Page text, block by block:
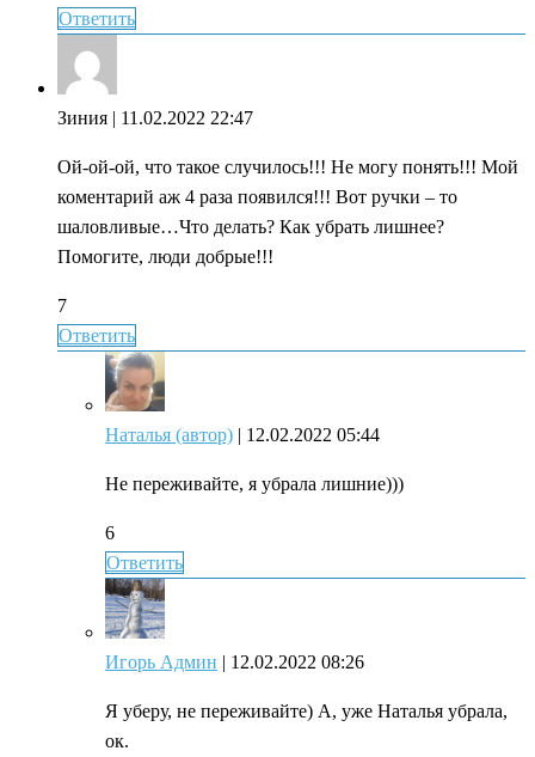
Ответить
Зиния | 11.02.2022 22:47
Ой-ой-ой, что такое случилось!!! Не могу понять!!! Мой
коментарий аж 4 раза появился!!! Вот ручки – то
шаловливые…Что делать? Как убрать лишнее?
Помогите, люди добрые!!!
7
Ответить
Наталья (автор) | 12.02.2022 05:44
Не переживайте, я убрала лишние)))
6
Ответить
Игорь Админ | 12.02.2022 08:26
Я уберу, не переживайте) А, уже Наталья убрала,
ок.